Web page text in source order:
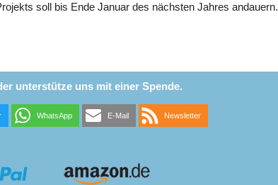
soll bis Ende Januar des nächsten Jahres andauern.
unterstütze uns mit einer Spende.
WhatsApp E-Mail Newsletter